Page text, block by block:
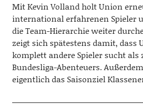
Mit Kevin Volland holt Union
international erfahrenen Spieler
die Team-Hierarchie weiter
zeigt sich spätestens damit,
komplett andere Spieler sucht als
Bundesliga-Abenteuers.
eigentlich das Saisonziel